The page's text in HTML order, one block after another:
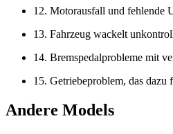
12. Motorausfall und fehlende
13. Fahrzeug wackelt
14. Bremspedalprobleme mit
15. Getriebeproblem, das dazu
Andere Models